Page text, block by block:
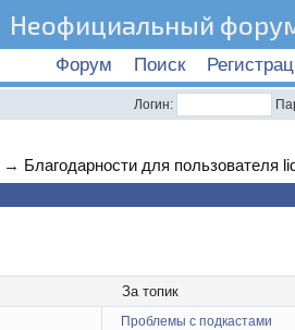
Неофициальный
Форум Поиск
Логин:
→ Благодарности для пользователя
За топик
Проблемы с подкастами